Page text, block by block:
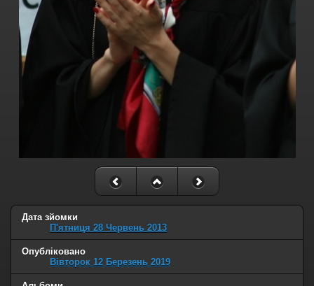
Дата зйомки
П'ятниця 28 Червень 2013
Опубліковано
Вівторок 12 Березень 2019